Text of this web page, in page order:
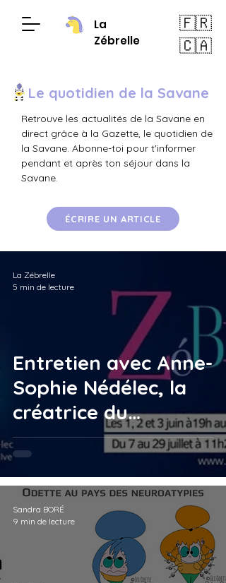
La
Zébrelle
🇫🇷
🇨🇦
Le quotidien de la Savane
Retrouve les actualités de la Savane en
direct grâce à la Gazette, le quotidien de
la Savane. Abonne-toi pour t'informer
pendant et après ton séjour dans la
Savane.
ÉCRIRE UN ARTICLE
Entretien avec Anne-
Sophie Nédélec, la
créatrice du
spectacle Zébrures,
la face cachée des
HPI...
La Zébrelle
5 min de lecture
Sandra BORÉ
9 min de lecture